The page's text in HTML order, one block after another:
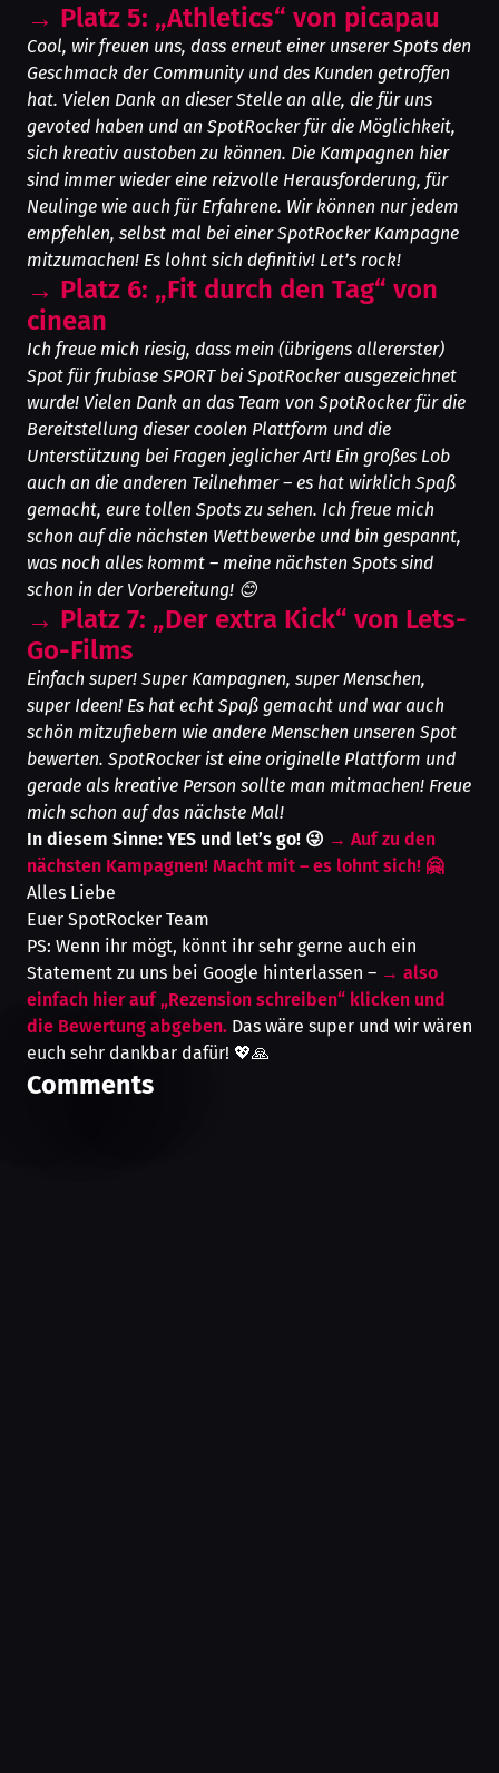
→ Platz 5: „Athletics“ von picapau
Cool, wir freuen uns, dass erneut einer unserer Spots den
Geschmack der Community und des Kunden getroffen
hat. Vielen Dank an dieser Stelle an alle, die für uns
gevoted haben und an SpotRocker für die Möglichkeit,
sich kreativ austoben zu können. Die Kampagnen hier
sind immer wieder eine reizvolle Herausforderung, für
Neulinge wie auch für Erfahrene. Wir können nur jedem
empfehlen, selbst mal bei einer SpotRocker Kampagne
mitzumachen! Es lohnt sich definitiv! Let’s rock!
→ Platz 6: „Fit durch den Tag“ von
cinean
Ich freue mich riesig, dass mein (übrigens allererster)
Spot für frubiase SPORT bei SpotRocker ausgezeichnet
wurde! Vielen Dank an das Team von SpotRocker für die
Bereitstellung dieser coolen Plattform und die
Unterstützung bei Fragen jeglicher Art! Ein großes Lob
auch an die anderen Teilnehmer – es hat wirklich Spaß
gemacht, eure tollen Spots zu sehen. Ich freue mich
schon auf die nächsten Wettbewerbe und bin gespannt,
was noch alles kommt – meine nächsten Spots sind
schon in der Vorbereitung! 😊
→ Platz 7: „Der extra Kick“ von Lets-
Go-Films
Einfach super! Super Kampagnen, super Menschen,
super Ideen! Es hat echt Spaß gemacht und war auch
schön mitzufiebern wie andere Menschen unseren Spot
bewerten. SpotRocker ist eine originelle Plattform und
gerade als kreative Person sollte man mitmachen! Freue
mich schon auf das nächste Mal!
In diesem Sinne: YES und let’s go! 😜 → Auf zu den
nächsten Kampagnen! Macht mit – es lohnt sich! 🤗
Alles Liebe
Euer SpotRocker Team
PS: Wenn ihr mögt, könnt ihr sehr gerne auch ein
Statement zu uns bei Google hinterlassen – → also
einfach hier auf „Rezension schreiben“ klicken und
die Bewertung abgeben. Das wäre super und wir wären
euch sehr dankbar dafür! 💖🙏
Comments